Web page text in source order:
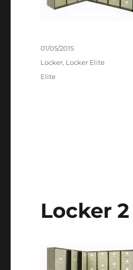
Posted
01/05/2015
Categories
Locker, Locker Elite
Tags
Elite
Locker